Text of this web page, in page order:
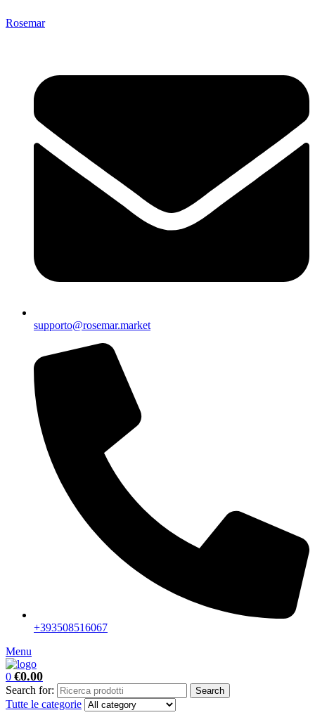
Rosemar
supporto@rosemar.market
+393508516067
Menu
0 €0.00
Search for: Search
Tutte le categorie